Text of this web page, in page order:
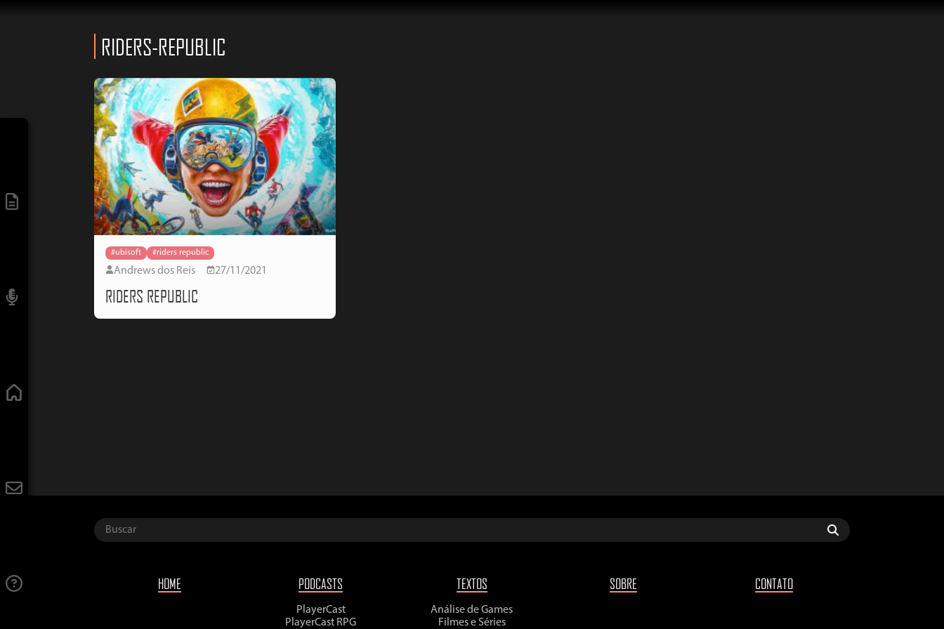
RIDERS-REPUBLIC
#ubisoft #riders republic
Andrews dos Reis 27/11/2021
RIDERS REPUBLIC
HOME PODCASTS
PlayerCast
PlayerCast RPG
TEXTOS
Análise de Games
Filmes e Séries
SOBRE CONTATO